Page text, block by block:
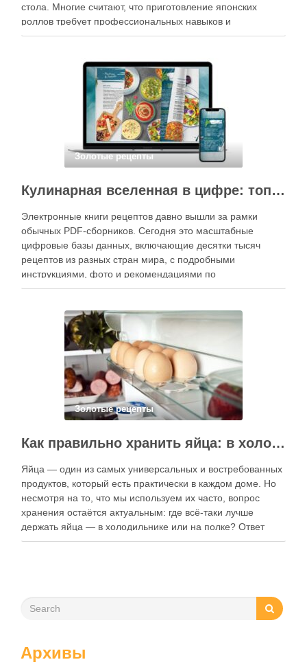
стола. Многие считают, что приготовление японских
роллов требует профессиональных навыков и
специального оборудования, однако на практике сделать
кухне. Главное — …
Золотые рецепты
Кулинарная вселенная в цифре: топ-3 самых больших электронных книг рецептов
Электронные книги рецептов давно вышли за рамки
обычных PDF-сборников. Сегодня это масштабные
цифровые базы данных, включающие десятки тысяч
рецептов из разных стран мира, с подробными
инструкциями, фото и рекомендациями по
приготовлению. В отличие от печатных изданий,
контент, расширять коллекции блюд и добавлять новые
функции. Ниже …
Золотые рецепты
Как правильно хранить яйца: в холодильнике или на полке?
Яйца — один из самых универсальных и востребованных
продуктов, который есть практически в каждом доме. Но
несмотря на то, что мы используем их часто, вопрос
хранения остаётся актуальным: где всё-таки лучше
держать яйца — в холодильнике или на полке? Ответ
зависит от нескольких факторов, включая температуру
Архивы